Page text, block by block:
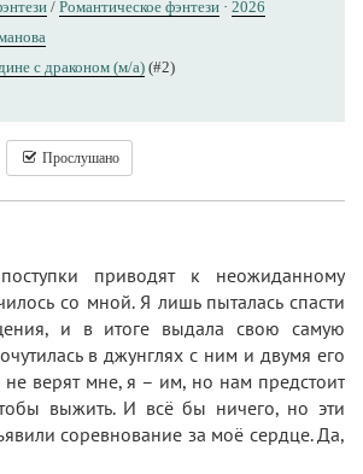
/ Романтическое фэнтези · 2026
с драконом (м/а)(#2)
Прослушано
приводят к неожиданному
со мной. Я лишь пыталась спасти
и в итоге выдала свою самую
в джунглях с ним и двумя его
верят мне, я – им, но нам предстоит
выжить. И всё бы ничего, но эти
соревнование за моё сердце. Да,